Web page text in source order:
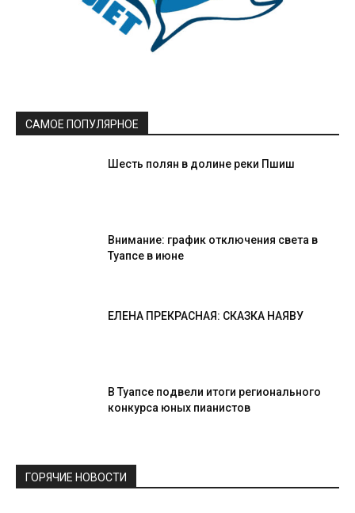
САМОЕ ПОПУЛЯРНОЕ
Шесть полян в долине реки Пшиш
Внимание: график отключения света в
Туапсе в июне
ЕЛЕНА ПРЕКРАСНАЯ: СКАЗКА НАЯВУ
В Туапсе подвели итоги регионального
конкурса юных пианистов
ГОРЯЧИЕ НОВОСТИ